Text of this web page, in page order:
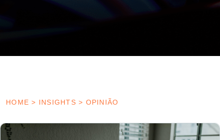
HOME > INSIGHTS > OPINIÃO